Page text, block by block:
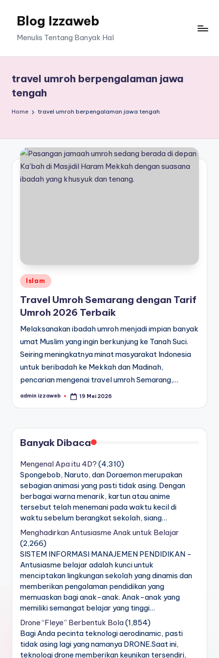
Blog Izzaweb
Menulis Tentang Banyak Hal
travel umroh berpengalaman jawa
tengah
Home travel umroh berpengalaman jawa tengah
Posted
in
Islam
Travel Umroh Semarang dengan Tarif
Umroh 2026 Terbaik
Melaksanakan ibadah umroh menjadi impian banyak
umat Muslim yang ingin berkunjung ke Tanah Suci.
Seiring meningkatnya minat masyarakat Indonesia
untuk beribadah ke Mekkah dan Madinah,
pencarian mengenai travel umroh Semarang,…
Posted
admin izzaweb 19 Mei 2026
Banyak Dibaca
Mengenal Apa itu 4D? (4,310)
Spongebob, Naruto, dan Doraemon merupakan
sebagian animasi yang pasti tidak asing. Dengan
berbagai warna menarik, kartun atau anime
tersebut telah menemani pada waktu kecil di
waktu sebelum berangkat sekolah, siang…
Menghadirkan Antusiasme Anak untuk Belajar
(2,266)
SISTEM INFORMASI MANAJEMEN PENDIDIKAN -
Antusiasme belajar adalah kunci untuk
menciptakan lingkungan sekolah yang dinamis dan
memberikan pengalaman pendidikan yang
memuaskan bagi anak-anak. Anak-anak yang
memiliki semangat belajar yang tinggi…
Drone “Fleye” Berbentuk Bola(1,854)
Bagi Anda pecinta teknologi aerodinamic, pasti
tidak asing lagi yang namanya DRONE.Saat ini,
teknologi drone memberikan keunikan tersendiri,